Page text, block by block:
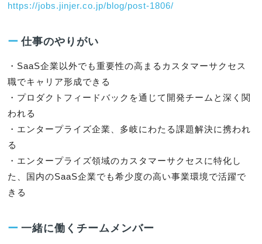
https://jobs.jinjer.co.jp/blog/post-1806/
ー 仕事のやりがい
・SaaS企業以外でも重要性の高まるカスタマーサクセス
職でキャリア形成できる
・プロダクトフィードバックを通じて開発チームと深く関
われる
・エンタープライズ企業、多岐にわたる課題解決に携われ
る
・エンタープライズ領域のカスタマーサクセスに特化し
た、国内のSaaS企業でも希少度の高い事業環境で活躍で
きる
ー 一緒に働くチームメンバー